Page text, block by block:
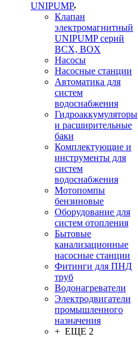
UNIPUMP
Клапан
электромагнитный
UNIPUMP серий
BCX, BOX
Насосы
Насосные станции
Автоматика для
систем
водоснабжения
Гидроаккумуляторы
и расширительные
баки
Комплектующие и
инструменты для
систем
водоснабжения
Мотопомпы
бензиновые
Оборудование для
систем отопления
Бытовые
канализационные
насосные станции
Фитинги для ПНД
труб
Водонагреватели
Электродвигатели
промышленного
назначения
+ ЕЩЕ 2